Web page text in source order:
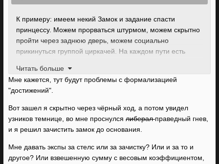
К примеру: имеем некий Замок и задание спасти
принцессу. Можем прорваться штурмом, можем скрытно
пройти через заднюю дверь, можем социально
прикинуться группой циркачей. На каждом пути есть
чтобы по этому пути продвинуться - вот за это и нужно
давать опыт. Геноцидщикам - за убийство мобов,
социальщикам - за удачные разговоры, стелсерам - за
удачно пройденный скрытно угол и прочее. И делать так,
Читать больше
Мне кажется, тут будут проблемы с формализацией
"достижений".
Вот зашел я скрытно через чёрный ход, а потом увидел
узников темнице, во мне проснулся либералправедный гнев,
и я решил зачистить замок до основания.
Мне давать экспы за стелс или за зачистку? Или и за то и
другое? Или взвешенную сумму с весовым коэффициентом,